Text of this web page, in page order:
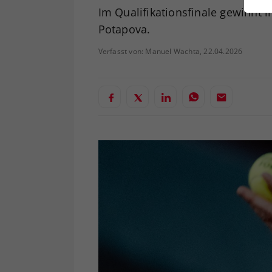
Im Qualifikationsfinale gewinnt
Potapova.
Verfasst von: Manuel Wachta, 22.04.2026